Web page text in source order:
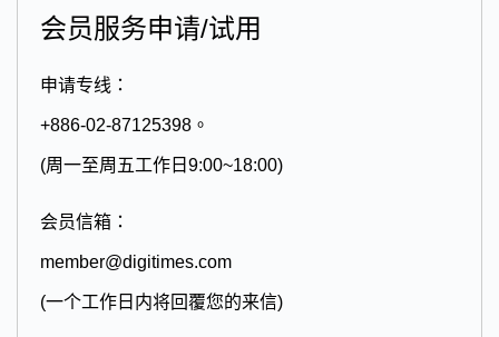
会员服务申请/试用
申请专线：
+886-02-87125398。
(周一至周五工作日9:00~18:00)
会员信箱：
member@digitimes.com
(一个工作日内将回覆您的来信)